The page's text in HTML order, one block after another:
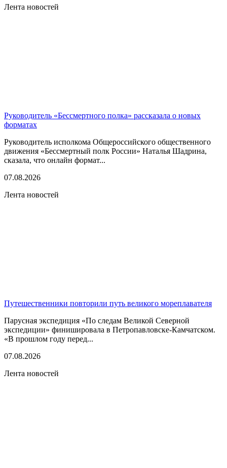
Лента новостей
Руководитель «Бессмертного полка» рассказала о новых
форматах
Руководитель исполкома Общероссийского общественного
движения «Бессмертный полк России» Наталья Шадрина,
сказала, что онлайн формат...
07.08.2026
Лента новостей
Путешественники повторили путь великого мореплавателя
Парусная экспедиция «По следам Великой Северной
экспедиции» финишировала в Петропавловске-Камчатском.
«В прошлом году перед...
07.08.2026
Лента новостей